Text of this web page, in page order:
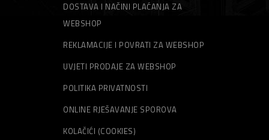
DOSTAVA I NAČINI PLAĆANJA ZA
WEBSHOP
REKLAMACIJE I POVRATI ZA WEBSHOP
UVJETI PRODAJE ZA WEBSHOP
POLITIKA PRIVATNOSTI
ONLINE RJEŠAVANJE SPOROVA
KOLAČIĆI (COOKIES)